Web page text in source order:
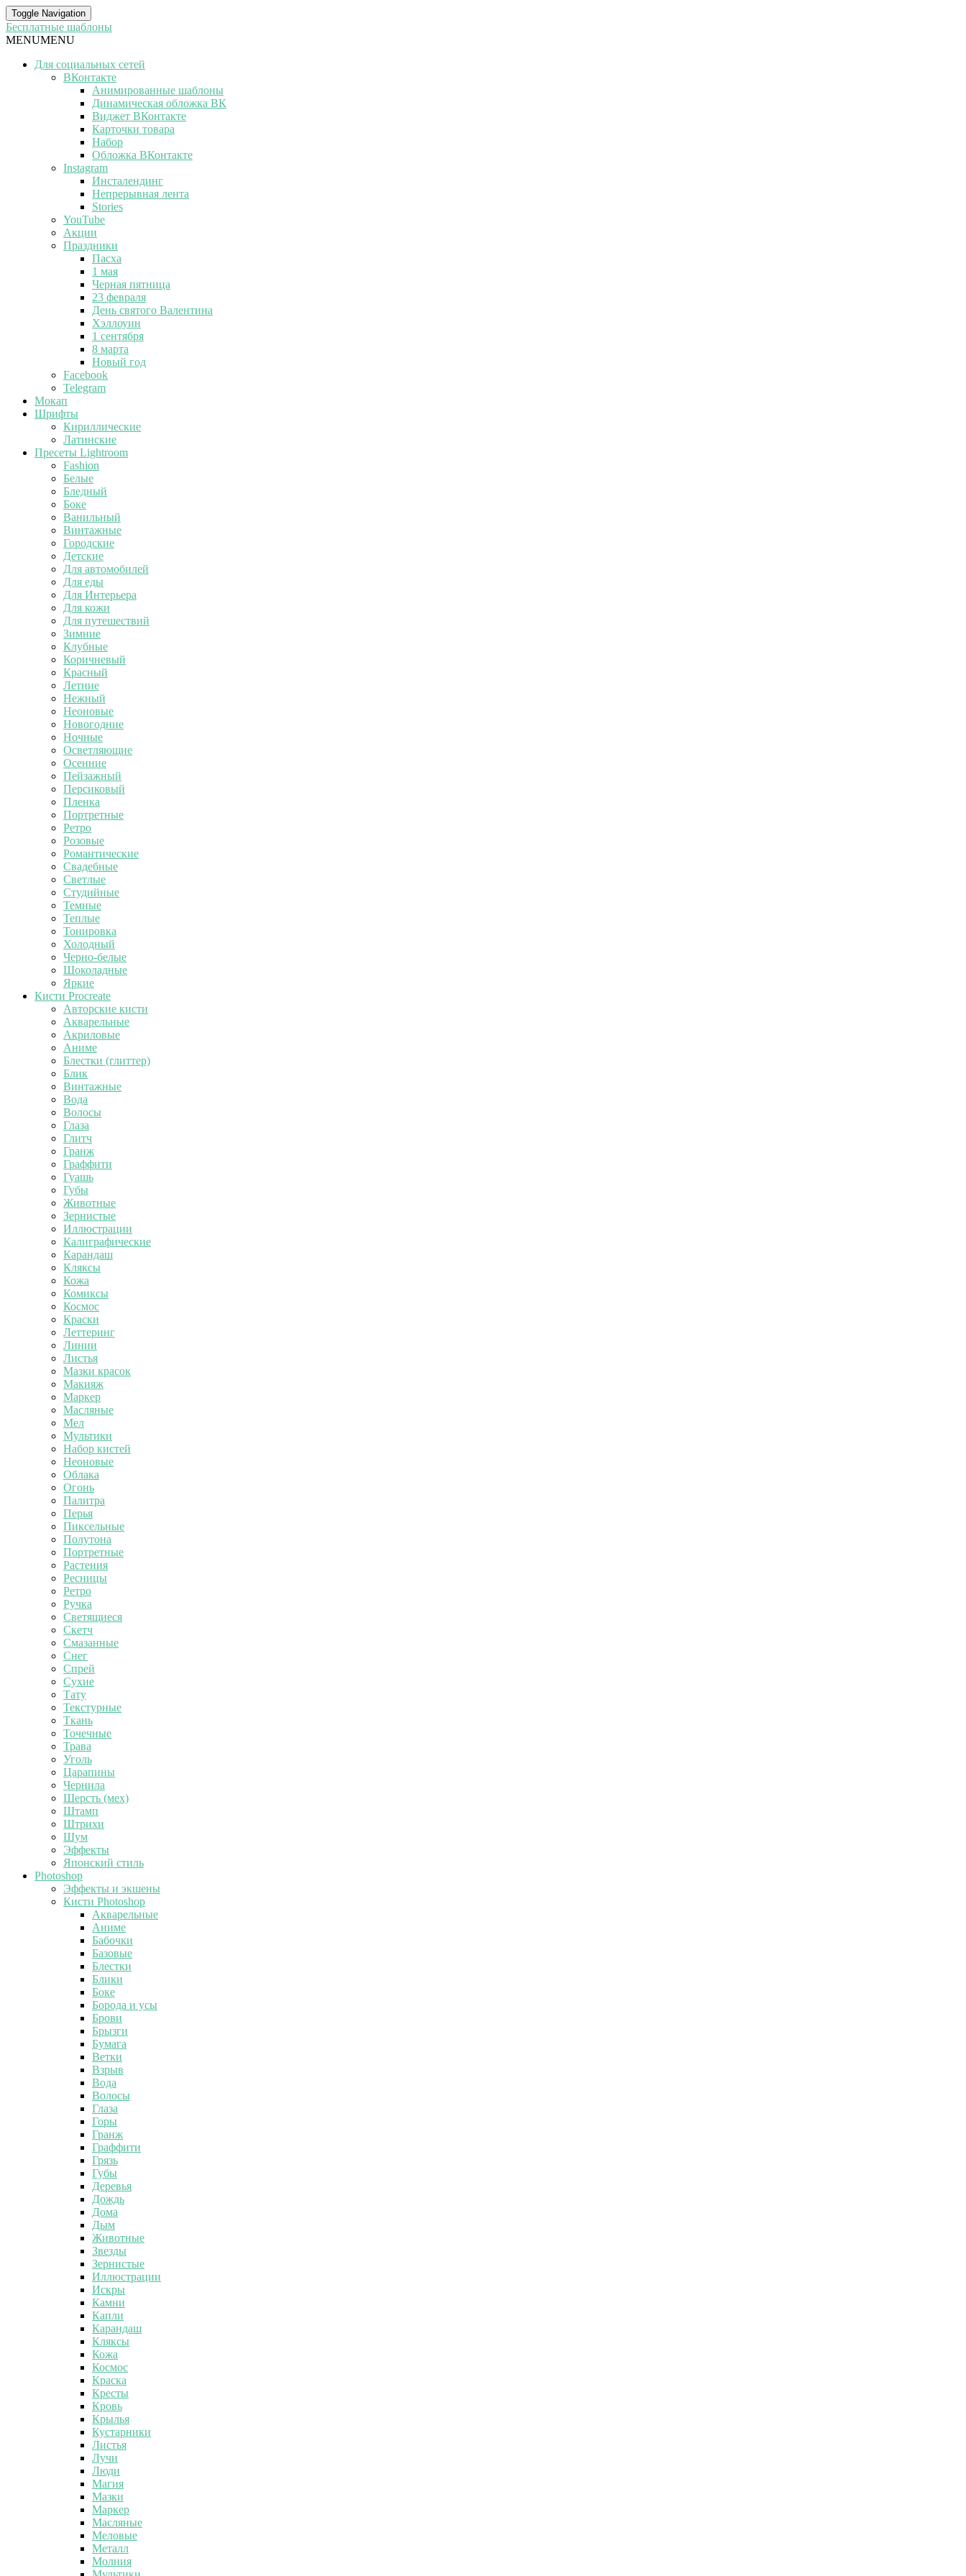
Toggle Navigation
Бесплатные шаблоны
MENUMENU
Для социальных сетей
ВКонтакте
Анимированные шаблоны
Динамическая обложка ВК
Виджет ВКонтакте
Карточки товара
Набор
Обложка ВКонтакте
Instagram
Инсталендинг
Непрерывная лента
Stories
YouTube
Акции
Праздники
Пасха
1 мая
Черная пятница
23 февраля
День святого Валентина
Хэллоуин
1 сентября
8 марта
Новый год
Facebook
Telegram
Мокап
Шрифты
Кириллические
Латинские
Пресеты Lightroom
Fashion
Белые
Бледный
Боке
Ванильный
Винтажные
Городские
Детские
Для автомобилей
Для еды
Для Интерьера
Для кожи
Для путешествий
Зимние
Клубные
Коричневый
Красный
Летние
Нежный
Неоновые
Новогодние
Ночные
Осветляющие
Осенние
Пейзажный
Персиковый
Пленка
Портретные
Ретро
Розовые
Романтические
Свадебные
Светлые
Студийные
Темные
Теплые
Тонировка
Холодный
Черно-белые
Шоколадные
Яркие
Кисти Procreate
Авторские кисти
Акварельные
Акриловые
Аниме
Блестки (глиттер)
Блик
Винтажные
Вода
Волосы
Глаза
Глитч
Гранж
Граффити
Гуашь
Губы
Животные
Зернистые
Иллюстрации
Калиграфические
Карандаш
Кляксы
Кожа
Комиксы
Космос
Краски
Леттеринг
Линии
Листья
Мазки красок
Макияж
Маркер
Масляные
Мел
Мультики
Набор кистей
Неоновые
Облака
Огонь
Палитра
Перья
Пиксельные
Полутона
Портретные
Растения
Ресницы
Ретро
Ручка
Светящиеся
Скетч
Смазанные
Снег
Спрей
Сухие
Тату
Текстурные
Ткань
Точечные
Трава
Уголь
Царапины
Чернила
Шерсть (мех)
Штамп
Штрихи
Шум
Эффекты
Японский стиль
Photoshop
Эффекты и экшены
Кисти Photoshop
Акварельные
Аниме
Бабочки
Базовые
Блестки
Блики
Боке
Борода и усы
Брови
Брызги
Бумага
Ветки
Взрыв
Вода
Волосы
Глаза
Горы
Гранж
Граффити
Грязь
Губы
Деревья
Дождь
Дома
Дым
Животные
Звезды
Зернистые
Иллюстрации
Искры
Камни
Капли
Карандаш
Кляксы
Кожа
Космос
Краска
Кресты
Кровь
Крылья
Кустарники
Листья
Лучи
Люди
Магия
Мазки
Маркер
Масляные
Меловые
Металл
Молния